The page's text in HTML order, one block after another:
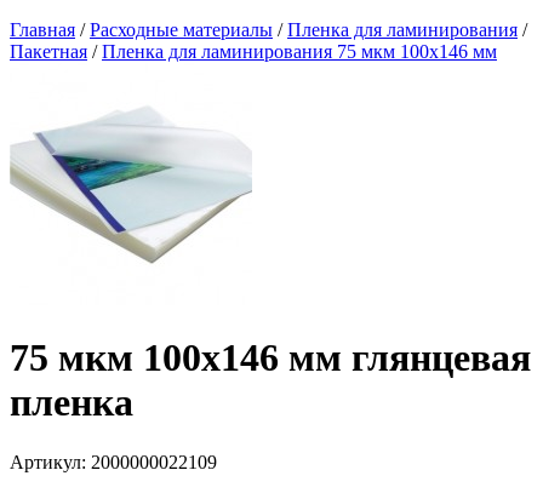
Главная / Расходные материалы / Пленка для ламинирования /
Пакетная / Пленка для ламинирования 75 мкм 100х146 мм
75 мкм 100х146 мм глянцевая
пленка
Артикул: 2000000022109